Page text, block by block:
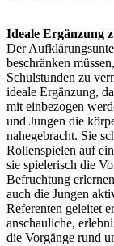
Ideale Ergänzung
Der
beschränken
Schulstunden zu
ideale Ergänzung,
mit einbezogen
und Jungen die
nahegebracht. Sie
Rollenspielen auf
sie spielerisch die
Befruchtung
auch die Jungen
Referenten geleitet
anschauliche,
die Vorgänge rund